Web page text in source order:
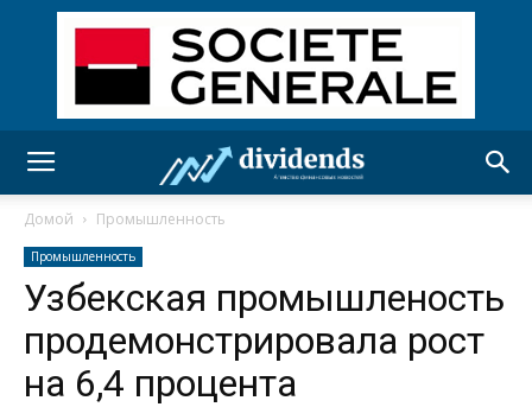
Домой Промышленность
Промышленность
Узбекская промышленость
продемонстрировала рост
на 6,4 процента